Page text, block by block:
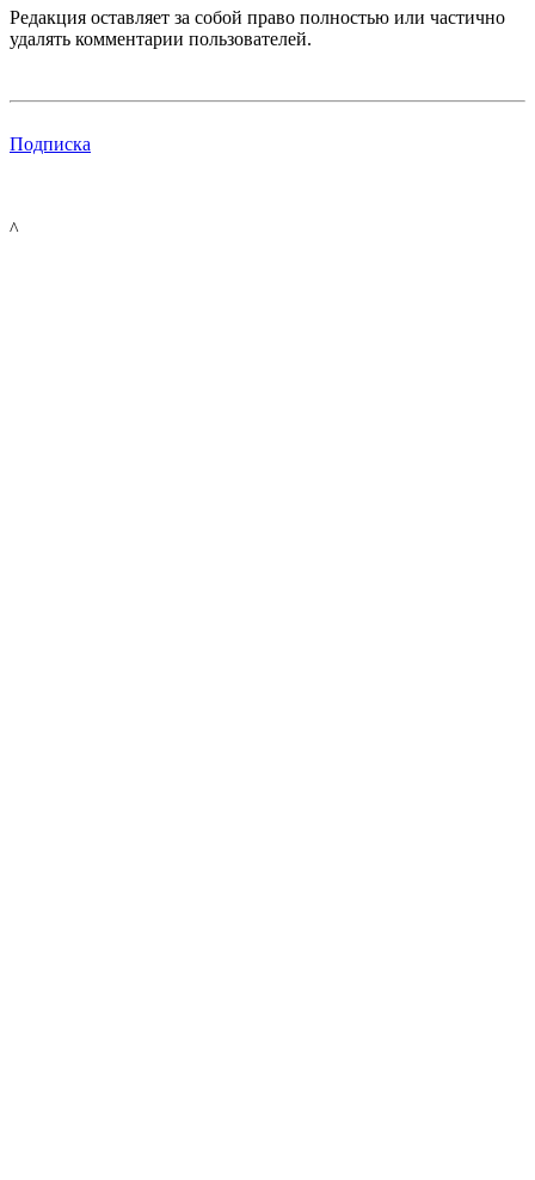
Редакция оставляет за собой право полностью или частично
удалять комментарии пользователей.
Подписка
^